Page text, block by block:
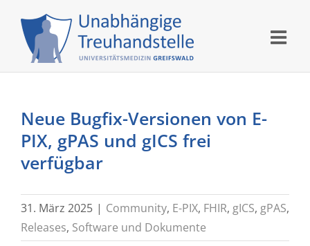
content
Neue Bugfix-Versionen von E-
PIX, gPAS und gICS frei
verfügbar
31. März 2025 | Community, E-PIX, FHIR, gICS, gPAS,
Releases, Software und Dokumente